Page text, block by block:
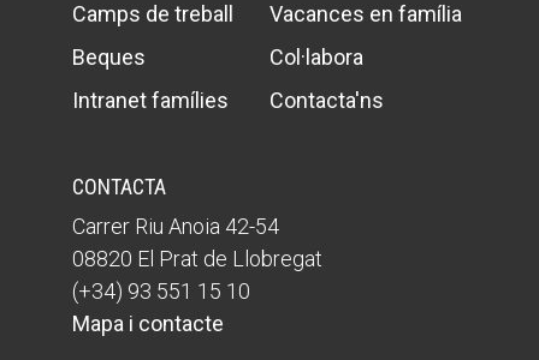
Camps de treball
Vacances en família
Beques
Col·labora
Intranet famílies
Contacta'ns
CONTACTA
Carrer Riu Anoia 42-54
08820 El Prat de Llobregat
(+34) 93 551 15 10
Mapa i contacte